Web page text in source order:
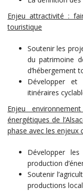
Enjeu attractivité :
touristique
Soutenir les
du patrimoine
d’hébergement
Développer
itinéraires
Enjeu
énergétiques de
phase avec les enjeux
Développer
production
Soutenir
productions